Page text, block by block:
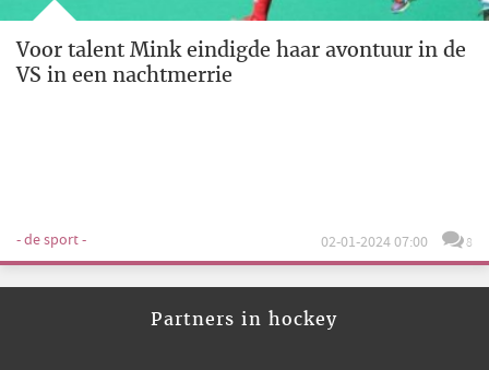
Voor talent Mink eindigde haar avontuur in de
VS in een nachtmerrie
- de sport - 02-01-2024 07:00 8
Partners in hockey